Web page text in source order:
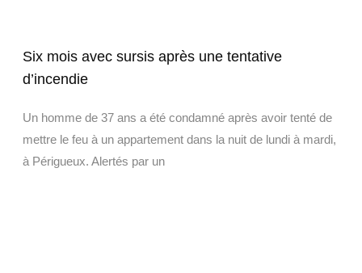
Six mois avec sursis après une tentative
d’incendie
Un homme de 37 ans a été condamné après avoir tenté de
mettre le feu à un appartement dans la nuit de lundi à mardi,
à Périgueux. Alertés par un